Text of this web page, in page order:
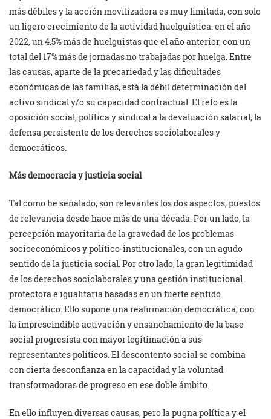
más débiles y la acción movilizadora es muy limitada, con solo
un ligero crecimiento de la actividad huelguística: en el año
2022, un 4,5% más de huelguistas que el año anterior, con un
total del 17% más de jornadas no trabajadas por huelga. Entre
las causas, aparte de la precariedad y las dificultades
económicas de las familias, está la débil determinación del
activo sindical y/o su capacidad contractual. El reto es la
oposición social, política y sindical a la devaluación salarial, la
defensa persistente de los derechos sociolaborales y
democráticos.
Más democracia y justicia social
Tal como he señalado, son relevantes los dos aspectos, puestos
de relevancia desde hace más de una década. Por un lado, la
percepción mayoritaria de la gravedad de los problemas
socioeconómicos y político-institucionales, con un agudo
sentido de la justicia social. Por otro lado, la gran legitimidad
de los derechos sociolaborales y una gestión institucional
protectora e igualitaria basadas en un fuerte sentido
democrático. Ello supone una reafirmación democrática, con
la imprescindible activación y ensanchamiento de la base
social progresista con mayor legitimación a sus
representantes políticos. El descontento social se combina
con cierta desconfianza en la capacidad y la voluntad
transformadoras de progreso en ese doble ámbito.
En ello influyen diversas causas, pero la pugna política y el